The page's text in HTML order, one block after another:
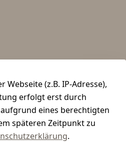
(z.B. IP-Adresse),
erfolgt erst durch
eines berechtigten
späteren Zeitpunkt zu
.